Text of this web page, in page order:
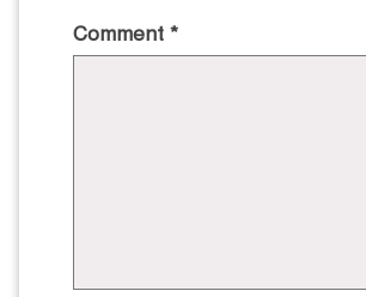
Comment *